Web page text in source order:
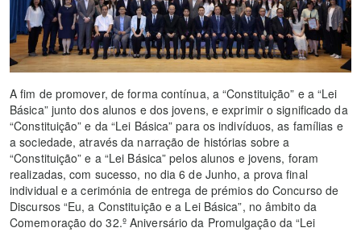
A fim de promover, de forma contínua, a “Constituição” e a “Lei
Básica” junto dos alunos e dos jovens, e exprimir o significado da
“Constituição” e da “Lei Básica” para os indivíduos, as famílias e
a sociedade, através da narração de histórias sobre a
“Constituição” e a “Lei Básica” pelos alunos e jovens, foram
realizadas, com sucesso, no dia 6 de Junho, a prova final
individual e a cerimónia de entrega de prémios do Concurso de
Discursos “Eu, a Constituição e a Lei Básica”, no âmbito da
Comemoração do 32.º Aniversário da Promulgação da “Lei